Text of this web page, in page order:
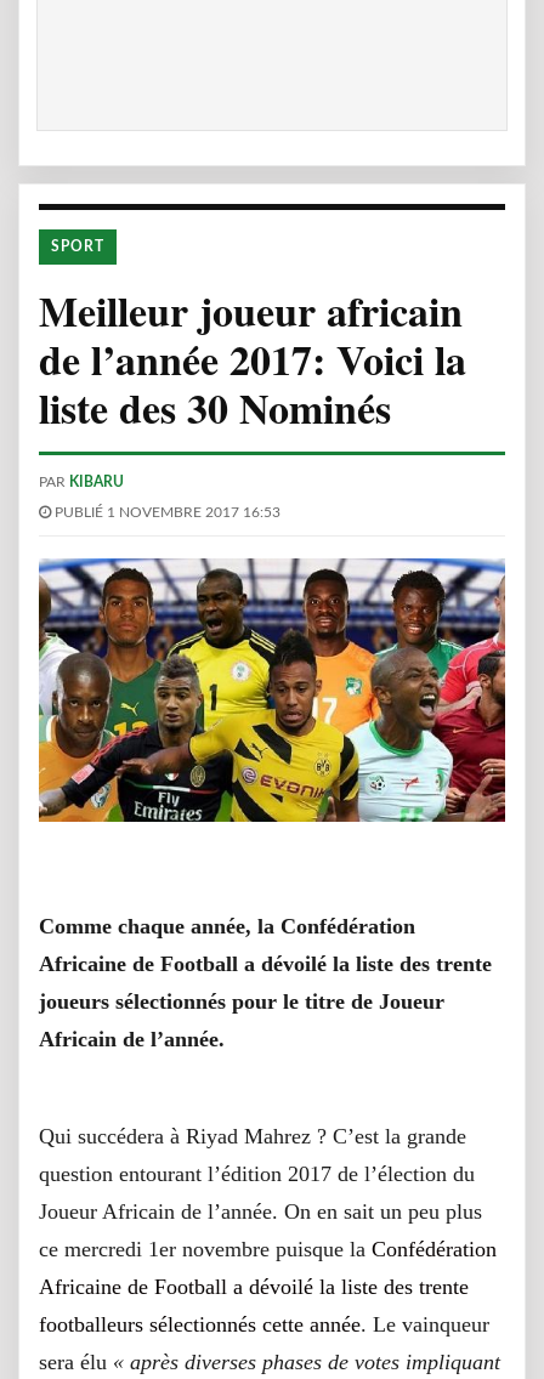
SPORT
Meilleur joueur africain
de l’année 2017: Voici la
liste des 30 Nominés
PAR KIBARU
PUBLIÉ 1 NOVEMBRE 2017 16:53
Comme chaque année, la Confédération
Africaine de Football a dévoilé la liste des trente
joueurs sélectionnés pour le titre de Joueur
Africain de l’année.
Qui succédera à Riyad Mahrez ? C’est la grande
question entourant l’édition 2017 de l’élection du
Joueur Africain de l’année. On en sait un peu plus
ce mercredi 1er novembre puisque la Confédération
Africaine de Football a dévoilé la liste des trente
footballeurs sélectionnés cette année. Le vainqueur
sera élu « après diverses phases de votes impliquant